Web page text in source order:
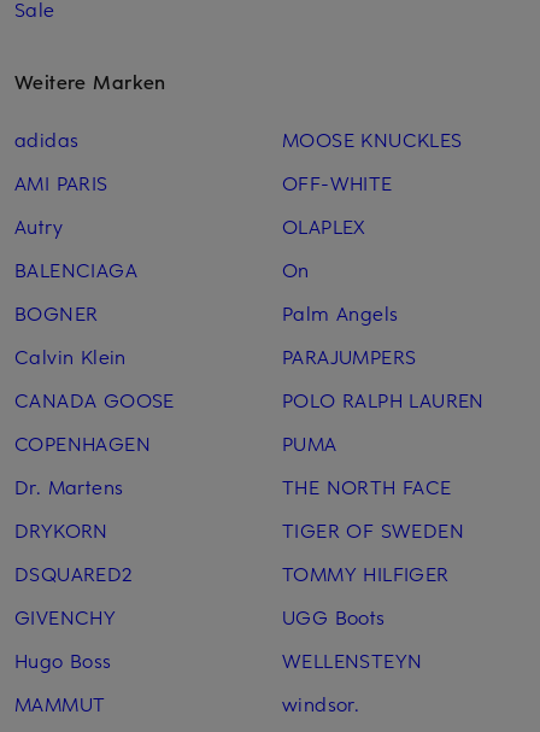
Sale
Weitere Marken
adidas
AMI PARIS
Autry
BALENCIAGA
BOGNER
Calvin Klein
CANADA GOOSE
COPENHAGEN
Dr. Martens
DRYKORN
DSQUARED2
GIVENCHY
Hugo Boss
MAMMUT
MOOSE KNUCKLES
OFF-WHITE
OLAPLEX
On
Palm Angels
PARAJUMPERS
POLO RALPH LAUREN
PUMA
THE NORTH FACE
TIGER OF SWEDEN
TOMMY HILFIGER
UGG Boots
WELLENSTEYN
windsor.